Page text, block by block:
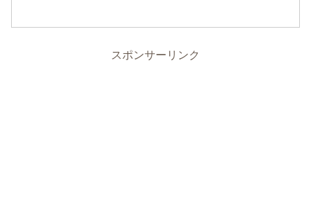
スポンサーリンク